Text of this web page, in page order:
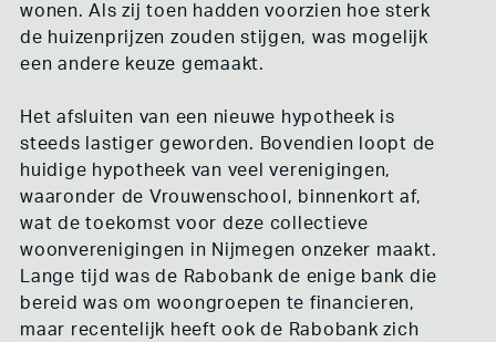
wonen. Als zij toen hadden voorzien hoe sterk
de huizenprijzen zouden stijgen, was mogelijk
een andere keuze gemaakt.
Het afsluiten van een nieuwe hypotheek is
steeds lastiger geworden. Bovendien loopt de
huidige hypotheek van veel verenigingen,
waaronder de Vrouwenschool, binnenkort af,
wat de toekomst voor deze collectieve
woonverenigingen in Nijmegen onzeker maakt.
Lange tijd was de Rabobank de enige bank die
bereid was om woongroepen te financieren,
maar recentelijk heeft ook de Rabobank zich